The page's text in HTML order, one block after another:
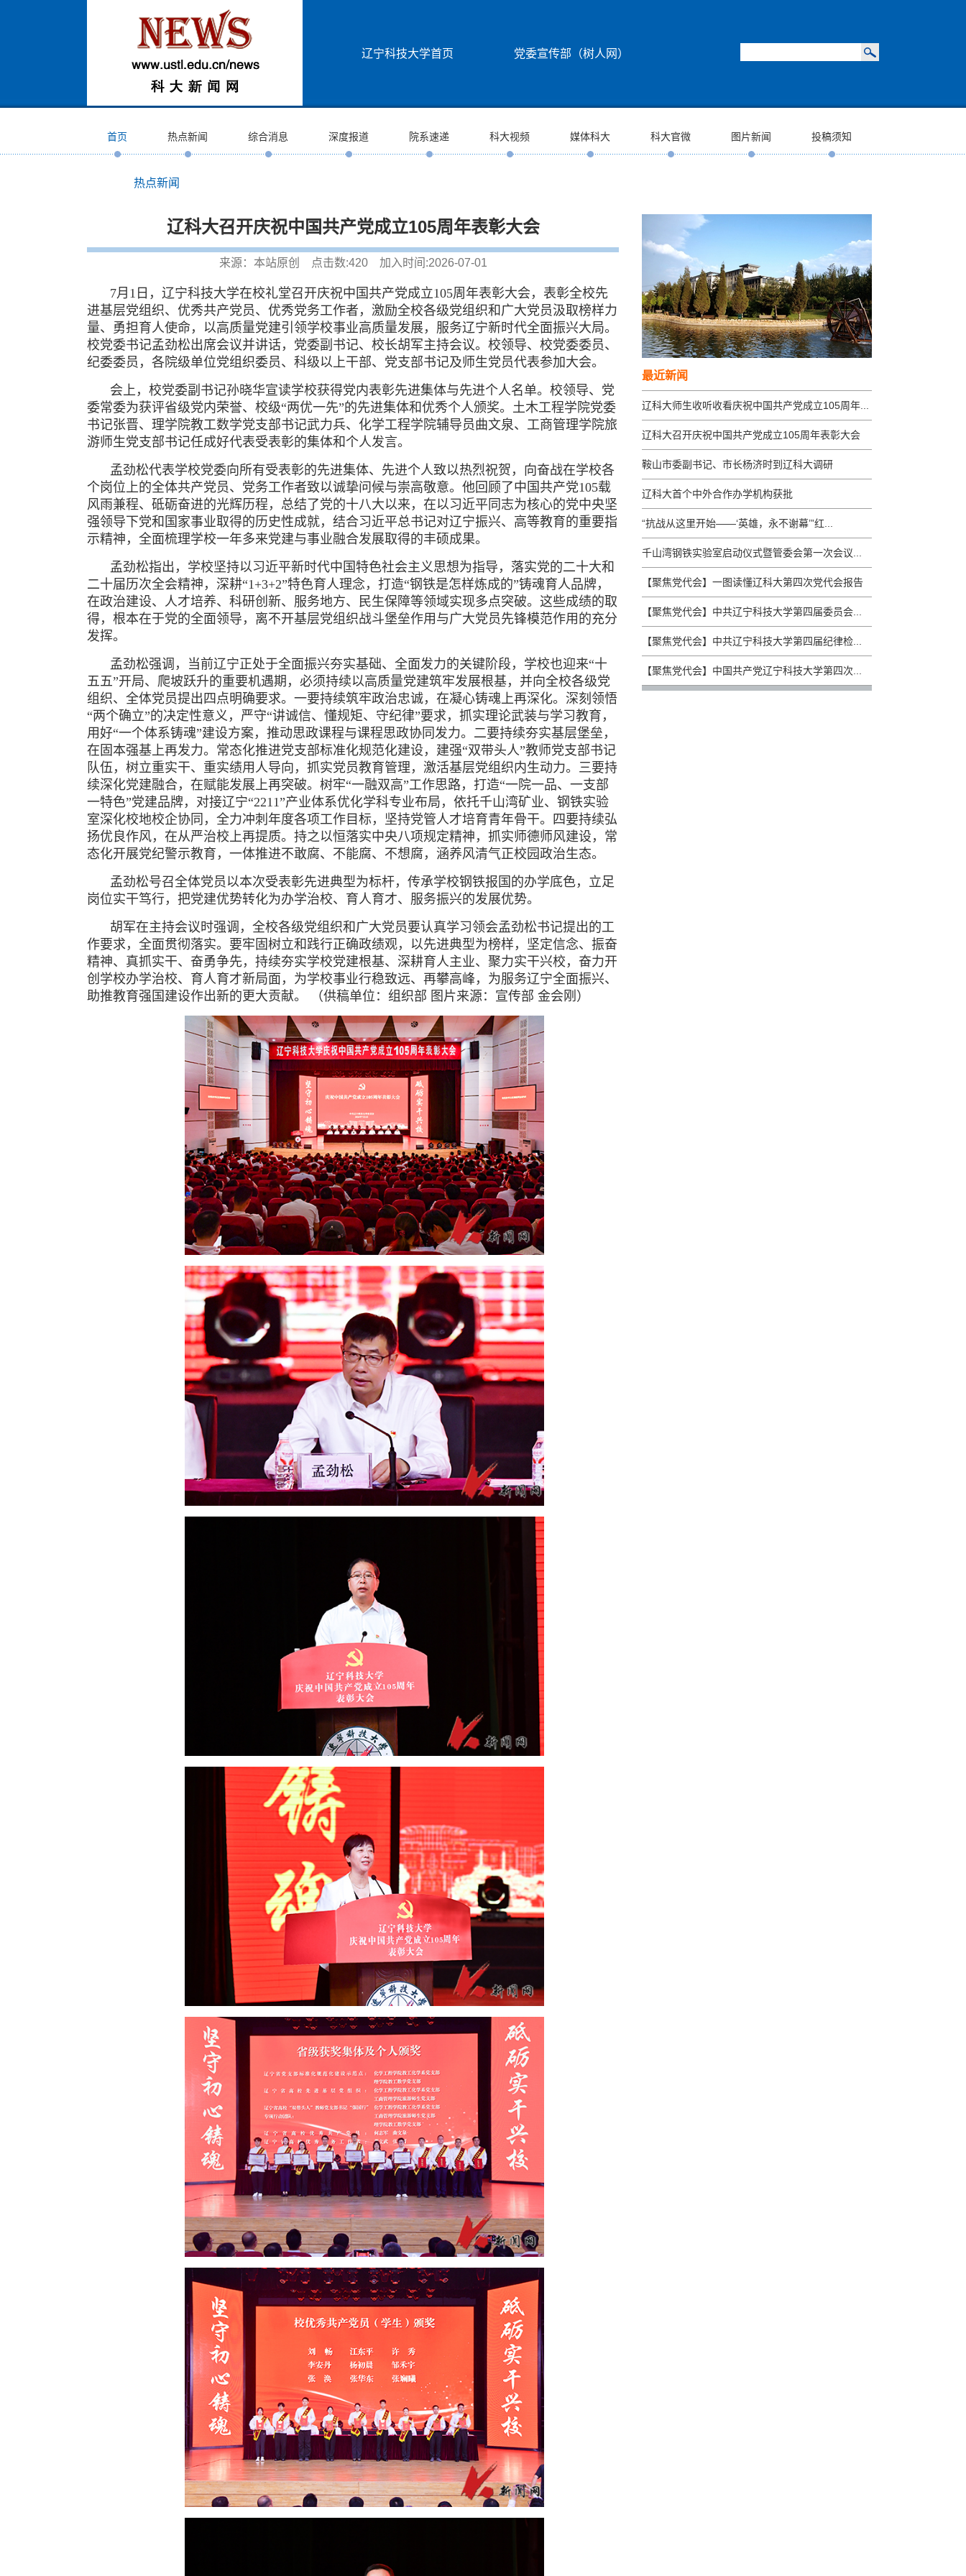
辽宁科技大学首页 党委宣传部（树人网）
首页 热点新闻 综合消息 深度报道 院系速递 科大视频 媒体科大 科大官微 图片新闻 投稿须知
热点新闻
辽科大召开庆祝中国共产党成立105周年表彰大会
来源：本站原创 点击数:420加入时间:2026-07-01
7月1日，辽宁科技大学在校礼堂召开庆祝中国共产党成立105周年表彰大会，表彰全校先
进基层党组织、优秀共产党员、优秀党务工作者，激励全校各级党组织和广大党员汲取榜样力
量、勇担育人使命，以高质量党建引领学校事业高质量发展，服务辽宁新时代全面振兴大局。
校党委书记孟劲松出席会议并讲话，党委副书记、校长胡军主持会议。校领导、校党委委员、
纪委委员，各院级单位党组织委员、科级以上干部、党支部书记及师生党员代表参加大会。
会上，校党委副书记孙晓华宣读学校获得党内表彰先进集体与先进个人名单。校领导、党
委常委为获评省级党内荣誉、校级“两优一先”的先进集体和优秀个人颁奖。土木工程学院党委
书记张晋、理学院教工数学党支部书记武力兵、化学工程学院辅导员曲文泉、工商管理学院旅
游师生党支部书记任成好代表受表彰的集体和个人发言。
孟劲松代表学校党委向所有受表彰的先进集体、先进个人致以热烈祝贺，向奋战在学校各
个岗位上的全体共产党员、党务工作者致以诚挚问候与崇高敬意。他回顾了中国共产党105载
风雨兼程、砥砺奋进的光辉历程，总结了党的十八大以来，在以习近平同志为核心的党中央坚
强领导下党和国家事业取得的历史性成就，结合习近平总书记对辽宁振兴、高等教育的重要指
示精神，全面梳理学校一年多来党建与事业融合发展取得的丰硕成果。
孟劲松指出，学校坚持以习近平新时代中国特色社会主义思想为指导，落实党的二十大和
二十届历次全会精神，深耕“1+3+2”特色育人理念，打造“钢铁是怎样炼成的”铸魂育人品牌，
在政治建设、人才培养、科研创新、服务地方、民生保障等领域实现多点突破。这些成绩的取
得，根本在于党的全面领导，离不开基层党组织战斗堡垒作用与广大党员先锋模范作用的充分
发挥。
孟劲松强调，当前辽宁正处于全面振兴夯实基础、全面发力的关键阶段，学校也迎来“十
五五”开局、爬坡跃升的重要机遇期，必须持续以高质量党建筑牢发展根基，并向全校各级党
组织、全体党员提出四点明确要求。一要持续筑牢政治忠诚，在凝心铸魂上再深化。深刻领悟
“两个确立”的决定性意义，严守“讲诚信、懂规矩、守纪律”要求，抓实理论武装与学习教育，
用好“一个体系铸魂”建设方案，推动思政课程与课程思政协同发力。二要持续夯实基层堡垒，
在固本强基上再发力。常态化推进党支部标准化规范化建设，建强“双带头人”教师党支部书记
队伍，树立重实干、重实绩用人导向，抓实党员教育管理，激活基层党组织内生动力。三要持
续深化党建融合，在赋能发展上再突破。树牢“一融双高”工作思路，打造“一院一品、一支部
一特色”党建品牌，对接辽宁“2211”产业体系优化学科专业布局，依托千山湾矿业、钢铁实验
室深化校地校企协同，全力冲刺年度各项工作目标，坚持党管人才培育青年骨干。四要持续弘
扬优良作风，在从严治校上再提质。持之以恒落实中央八项规定精神，抓实师德师风建设，常
态化开展党纪警示教育，一体推进不敢腐、不能腐、不想腐，涵养风清气正校园政治生态。
孟劲松号召全体党员以本次受表彰先进典型为标杆，传承学校钢铁报国的办学底色，立足
岗位实干笃行，把党建优势转化为办学治校、育人育才、服务振兴的发展优势。
胡军在主持会议时强调，全校各级党组织和广大党员要认真学习领会孟劲松书记提出的工
作要求，全面贯彻落实。要牢固树立和践行正确政绩观，以先进典型为榜样，坚定信念、振奋
精神、真抓实干、奋勇争先，持续夯实学校党建根基、深耕育人主业、聚力实干兴校，奋力开
创学校办学治校、育人育才新局面，为学校事业行稳致远、再攀高峰，为服务辽宁全面振兴、
助推教育强国建设作出新的更大贡献。
（供稿单位：组织部 图片来源：宣传部 金会刚）
最近新闻
辽科大师生收听收看庆祝中国共产党成立105周年...
辽科大召开庆祝中国共产党成立105周年表彰大会
鞍山市委副书记、市长杨济时到辽科大调研
辽科大首个中外合作办学机构获批
“抗战从这里开始——‘英雄，永不谢幕’”红...
千山湾钢铁实验室启动仪式暨管委会第一次会议...
【聚焦党代会】一图读懂辽科大第四次党代会报告
【聚焦党代会】中共辽宁科技大学第四届委员会...
【聚焦党代会】中共辽宁科技大学第四届纪律检...
【聚焦党代会】中国共产党辽宁科技大学第四次...